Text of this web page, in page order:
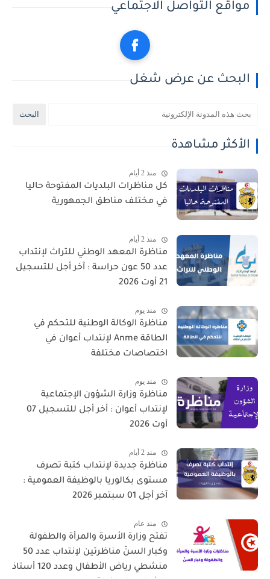
مواقع التواصل الاجتماعي
البحث عن عرض شغل
الأكثر مشاهدة
منذ 2 أيام
كل مناظرات البلديات المفتوحة حاليا
في مختلف مناطق الجمهورية
منذ 2 أيام
مناظرة المعهد الوطني للتراث لإنتداب
عدد 50 عون حراسة : آخر أجل للتسجيل
21 أوت 2026
منذ يوم
مناظرة الوكالة الوطنية للتحكم في
الطاقة Anme لإنتداب أعوان في
اختصاصات مختلفة
منذ يوم
مناظرة وزارة الشؤون الإجتماعية
لإنتداب أعوان : أخر أجل للتسجيل 07
أوت 2026
منذ 2 أيام
مناظرة جديدة لإنتداب كتبة تصرف
مستوى بكالوريا بالوظيفة العمومية :
آخر أجل 01 سبتمبر 2026
منذ عام
تفتح وزارة الأسرة والمرأة والطفولة
وكبار السنّ مناظرتين لإنتداب عدد 50
منشطي رياض الأطفال وعدد 120 أستاذ